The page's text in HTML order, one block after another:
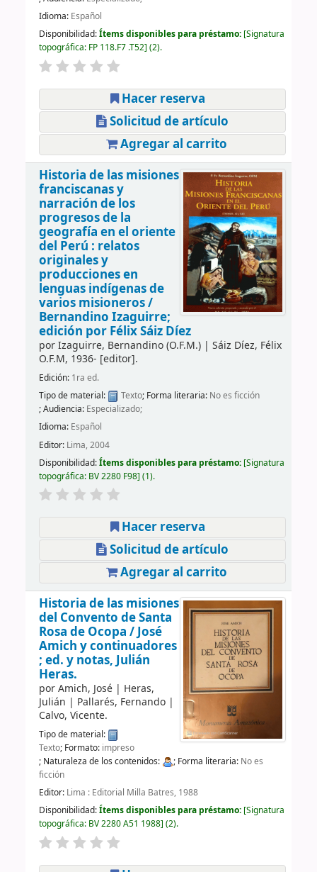
Idioma: Español
Disponibilidad:Ítems disponibles para préstamo: Signatura
topográfica: FP 118.F7 .T52 (2).
Hacer reserva
Solicitud de artículo
Agregar al carrito
Historia de las misiones
franciscanas y
narración de los
progresos de la
geografía en el oriente
del Perú : relatos
originales y
producciones en
lenguas indígenas de
varios misioneros /
Bernandino Izaguirre;
edición por Félix Sáiz Díez
porIzaguirre, Bernandino (O.F.M.)| Sáiz Díez, Félix
O.F.M, 1936- [editor].
Edición: 1ra ed.
Tipo de material:
Texto; Forma literaria: No es ficción
; Audiencia: Especializado;
Idioma: Español
Editor: Lima, 2004
Disponibilidad:Ítems disponibles para préstamo: Signatura
topográfica: BV 2280 F98 (1).
Hacer reserva
Solicitud de artículo
Agregar al carrito
Historia de las misiones
del Convento de Santa
Rosa de Ocopa /José
Amich y continuadores
; ed. y notas, Julián
Heras.
porAmich, José| Heras,
Julián | Pallarés, Fernando|
Calvo, Vicente.
Tipo de material:
Texto; Formato: impreso
; Naturaleza de los contenidos:
; Forma literaria: No es
ficción
Editor: Lima : Editorial Milla Batres, 1988
Disponibilidad:Ítems disponibles para préstamo: Signatura
topográfica: BV 2280 A51 1988 (2).